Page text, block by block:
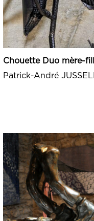
Chouette Duo mère-
Patrick-André